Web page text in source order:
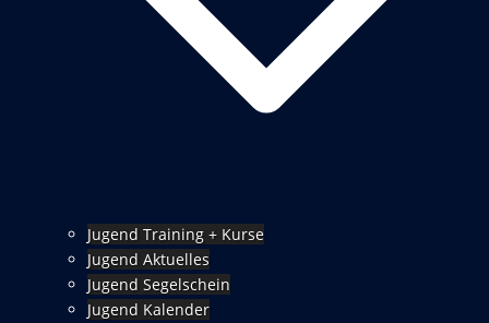
Jugend Training + Kurse
Jugend Aktuelles
Jugend Segelschein
Jugend Kalender